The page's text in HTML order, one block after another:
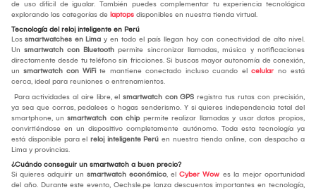
de uso difícil de igualar. También puedes complementar tu experiencia tecnológica
explorando las categorías de laptops disponibles en nuestra tienda virtual.
Tecnología del reloj inteligente en Perú
Los smartwatches en Lima y en todo el país llegan hoy con conectividad de alto nivel.
Un smartwatch con Bluetooth permite sincronizar llamadas, música y notificaciones
directamente desde tu teléfono sin fricciones. Si buscas mayor autonomía de conexión,
un smartwatch con WiFi te mantiene conectado incluso cuando el celular no está
cerca, ideal para reuniones o entrenamientos.
Para actividades al aire libre, el smartwatch con GPS registra tus rutas con precisión,
ya sea que corras, pedalees o hagas senderismo. Y si quieres independencia total del
smartphone, un smartwatch con chippermite realizar llamadas y usar datos propios,
convirtiéndose en un dispositivo completamente autónomo. Toda esta tecnología ya
está disponible para el reloj inteligente Perú en nuestra tienda online, con despacho a
Lima y provincias.
¿Cuándo conseguir un smartwatch a buen precio?
Si quieres adquirir un smartwatch económico, el Cyber Wow es la mejor oportunidad
del año. Durante este evento, Oechsle.pe lanza descuentos importantes en tecnología,